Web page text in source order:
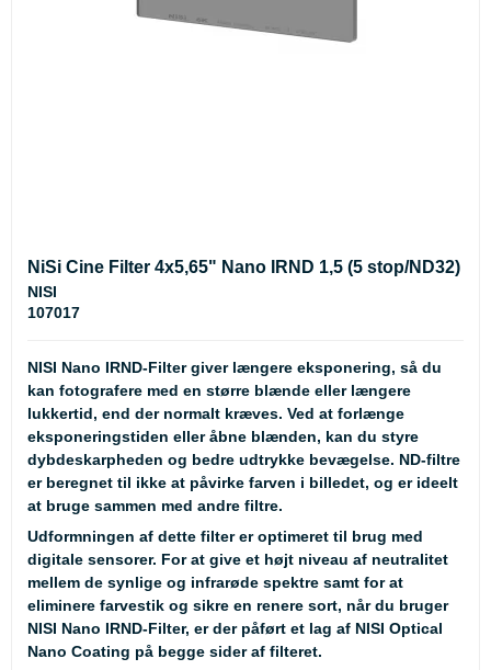
NiSi Cine Filter 4x5,65" Nano IRND 1,5 (5 stop/ND32)
NISI
107017
NISI Nano IRND-Filter giver længere eksponering, så du
kan fotografere med en større blænde eller længere
lukkertid, end der normalt kræves. Ved at forlænge
eksponeringstiden eller åbne blænden, kan du styre
dybdeskarpheden og bedre udtrykke bevægelse. ND-filtre
er beregnet til ikke at påvirke farven i billedet, og er ideelt
at bruge sammen med andre filtre.
Udformningen af dette filter er optimeret til brug med
digitale sensorer. For at give et højt niveau af neutralitet
mellem de synlige og infrarøde spektre samt for at
eliminere farvestik og sikre en renere sort, når du bruger
NISI Nano IRND-Filter, er der påført et lag af NISI Optical
Nano Coating på begge sider af filteret.